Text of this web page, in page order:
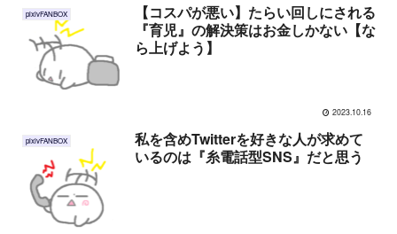
pixivFANBOX
【コスパが悪い】たらい回しにされる
『育児』の解決策はお金しかない【な
ら上げよう】
2023.10.16
pixivFANBOX
私を含めTwitterを好きな人が求めて
いるのは『糸電話型SNS』だと思う